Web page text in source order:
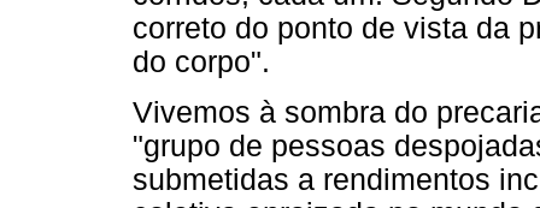
correto do ponto de vista da
do corpo".
Vivemos à sombra do
"grupo de pessoas
submetidas a rendimentos